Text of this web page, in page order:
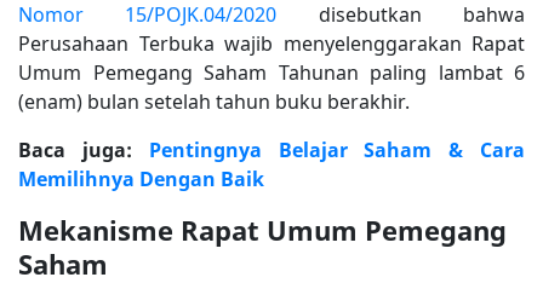
Nomor 15/POJK.04/2020 disebutkan bahwa
Perusahaan Terbuka wajib menyelenggarakan Rapat
Umum Pemegang Saham Tahunan paling lambat 6
(enam) bulan setelah tahun buku berakhir.
Baca juga: Pentingnya Belajar Saham & Cara
Memilihnya Dengan Baik
Mekanisme Rapat Umum Pemegang
Saham